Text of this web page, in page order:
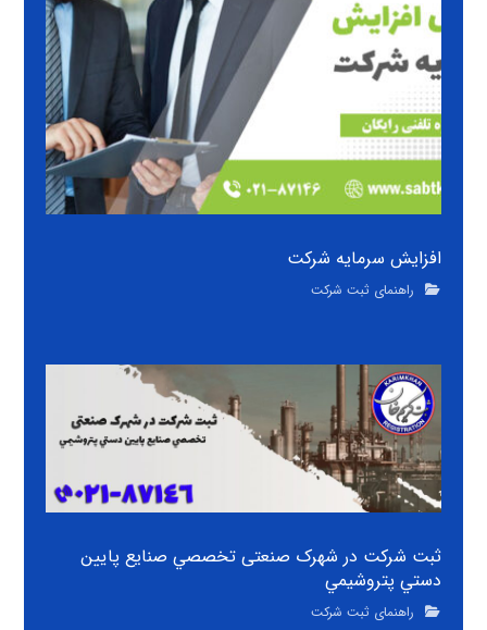
افزایش سرمایه شرکت
راهنمای ثبت شرکت
ثبت شرکت در شهرک صنعتی تخصصي صنايع پايين
دستي پتروشيمي
راهنمای ثبت شرکت